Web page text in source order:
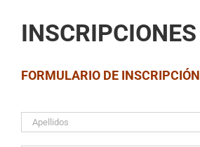
INSCRIPCIONES
FORMULARIO DE INSCRIPCIÓN